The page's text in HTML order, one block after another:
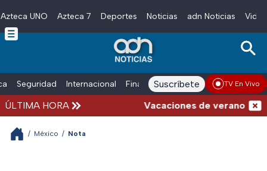
Skip to main content
Azteca UNO Azteca 7 Deportes Noticias adn Noticias
Seguridad Internacional Finanzas adn Noticias Radio
Suscríbete TV En Vivo
ÚLTIMA HORA Vacaciones de verano
/ México / Nota